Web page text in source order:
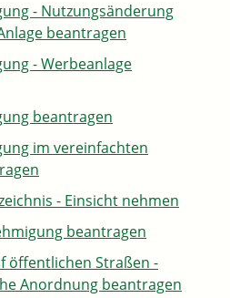
- Nutzungsänderung
beantragen
- Werbeanlage
beantragen
im vereinfachten
- Einsicht nehmen
beantragen
öffentlichen Straßen -
Anordnung beantragen